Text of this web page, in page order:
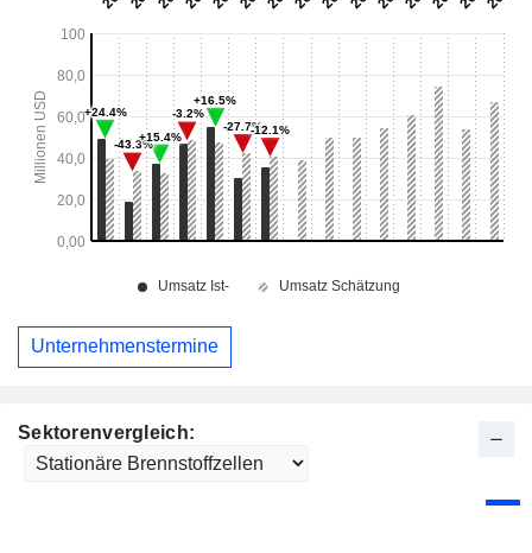
Sektorenvergleich:
Unternehmenstermine